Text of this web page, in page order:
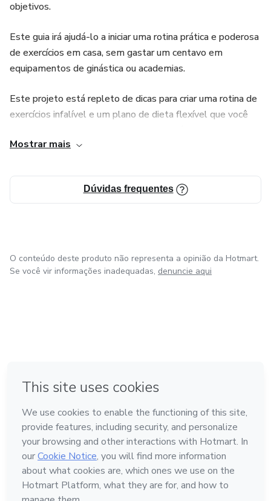
objetivos.
Este guia irá ajudá-lo a iniciar uma rotina prática e poderosa
de exercícios em casa, sem gastar um centavo em
equipamentos de ginástica ou academias.
Este projeto está repleto de dicas para criar uma rotina de
exercícios infalível e um plano de dieta flexível que você
benefícios à saúde a longo prazo.
Mostrar mais
Dúvidas frequentes
O conteúdo deste produto não representa a opinião da Hotmart.
Se você vir informações inadequadas, denuncie aqui
Feito com ❤ na Cidade do México
Conheça a Hotmart
Idioma
Português